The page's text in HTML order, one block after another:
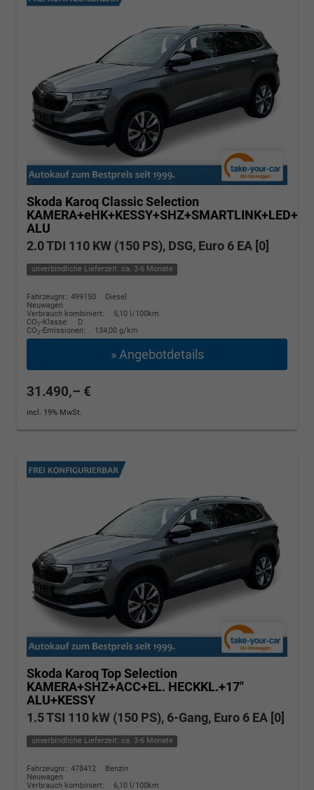
Skoda Karoq Classic Selection
ALU
2.0 TDI 110 KW (150 PS), DSG, Euro 6 EA [0]
unverbindliche Lieferzeit: ca. 3-6 Monate
Fahrzeugnr.: 499150
Diesel
Neuwagen
Verbrauch kombiniert:
5,10 l/100km
CO2-Klasse:
D
CO2-Emissionen: 134,00 g/km
» Angebotdetails
31.490,– €
incl. 19% MwSt.
Skoda KaroqTop Selection
KAMERA+SHZ+ACC+EL. HECKKL.+17"
ALU+KESSY
1.5 TSI 110 kW (150 PS), 6-Gang, Euro 6 EA [0]
unverbindliche Lieferzeit: ca. 3-6 Monate
Fahrzeugnr.: 478412
Benzin
Neuwagen
Verbrauch kombiniert:
6,10 l/100km